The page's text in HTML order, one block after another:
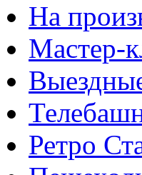
На
Мастер-
Ретро